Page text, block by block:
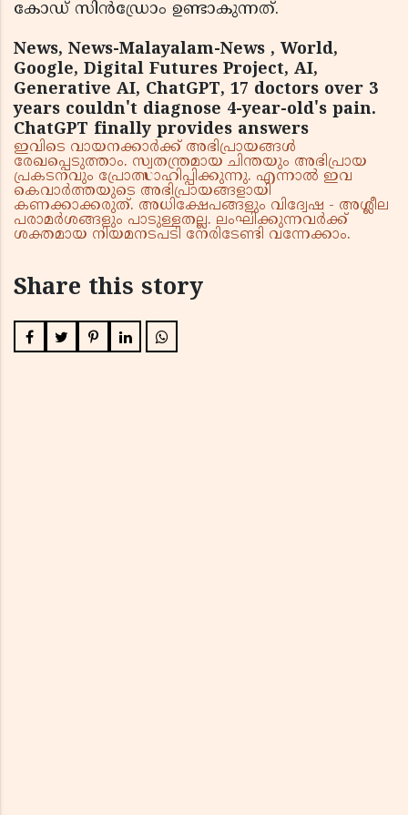
കോഡ് സിൻഡ്രോം ഉണ്ടാകുന്നത്.
News, News-Malayalam-News , World,
Google, Digital Futures Project, AI,
Generative AI, ChatGPT, 17 doctors over 3
years couldn't diagnose 4-year-old's pain.
ChatGPT finally provides answers
ഇവിടെ വായനക്കാർക്ക് അഭിപ്രായങ്ങൾ
രേഖപ്പെടുത്താം. സ്വതന്ത്രമായ ചിന്തയും അഭിപ്രായ
പ്രകടനവും പ്രോത്സാഹിപ്പിക്കുന്നു. എന്നാൽ ഇവ
കെവാർത്തയുടെ അഭിപ്രായങ്ങളായി
കണക്കാക്കരുത്. അധിക്ഷേപങ്ങളും വിദ്വേഷ - അശ്ലീല
പരാമർശങ്ങളും പാടുള്ളതല്ല. ലംഘിക്കുന്നവർക്ക്
ശക്തമായ നിയമനടപടി നേരിടേണ്ടി വന്നേക്കാം.
Share this story